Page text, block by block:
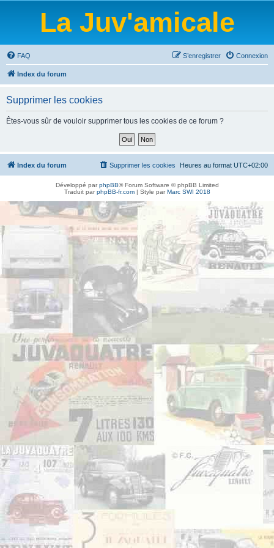
La Juv'amicale
FAQ Connexion
S’enregistrer
Index du forum
Supprimer les cookies
Êtes-vous sûr de vouloir supprimer tous les cookies de ce forum ?
Index du forum Heures au format UTC+02:00
Supprimer les cookies
Développé parphpBB® Forum Software © phpBB Limited
Traduit parphpBB-fr.com| Style parMarc SWI 2018